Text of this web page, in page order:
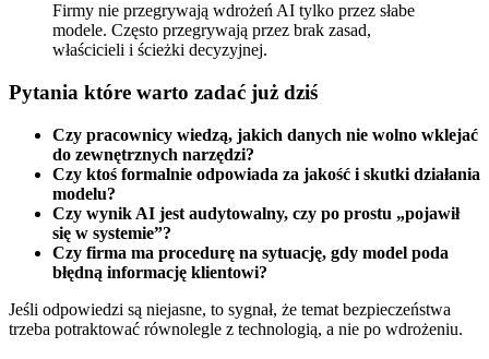
Firmy nie przegrywają wdrożeń AI tylko przez słabe
modele. Często przegrywają przez brak zasad,
właścicieli i ścieżki decyzyjnej.
Pytania które warto zadać już dziś
Czy pracownicy wiedzą, jakich danych nie wolno wklejać
do zewnętrznych narzędzi?
Czy ktoś formalnie odpowiada za jakość i skutki działania
modelu?
Czy wynik AI jest audytowalny, czy po prostu „pojawił
się w systemie”?
Czy firma ma procedurę na sytuację, gdy model poda
błędną informację klientowi?
Jeśli odpowiedzi są niejasne, to sygnał, że temat bezpieczeństwa
trzeba potraktować równolegle z technologią, a nie po wdrożeniu.